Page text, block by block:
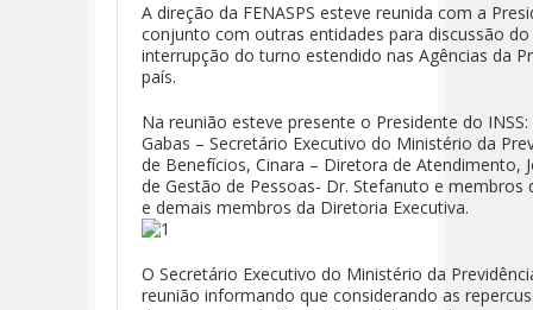
A direção da FENASPS esteve reunida com a
conjunto com outras entidades para discussão
interrupção do turno estendido nas Agências da
país.
Na reunião esteve presente o Presidente do
Gabas – Secretário Executivo do Ministério da
de Benefícios, Cinara – Diretora de Atendimento,
de Gestão de Pessoas- Dr. Stefanuto e membros
e demais membros da Diretoria Executiva.
O Secretário Executivo do Ministério da
reunião informando que considerando as